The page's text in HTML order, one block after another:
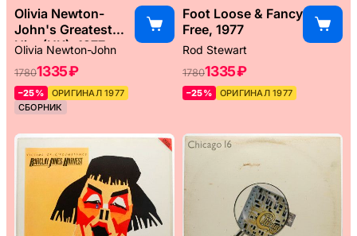
Olivia Newton-
John's Greatest
Hits (UK), 1977
Olivia Newton-John
17801335 ₽
–25%
ОРИГИНАЛ 1977
СБОРНИК
Foot Loose & Fancy
Free, 1977
Rod Stewart
17801335 ₽
–25% ОРИГИНАЛ 1977